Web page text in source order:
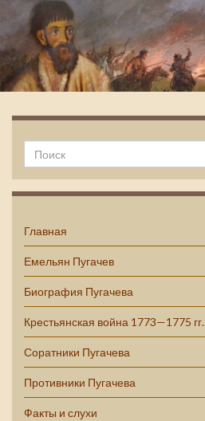
Емельян Пугачев
Главная
Емельян Пугачев
Биография Пугачева
Крестьянская война 1773—1775 гг.
Соратники Пугачева
Противники Пугачева
Факты и слухи